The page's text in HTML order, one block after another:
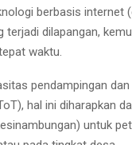
berbasis internet
terjadi dilapangan,
waktu.
pendampingan
hal ini diharapkan
untuk